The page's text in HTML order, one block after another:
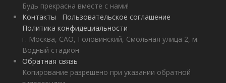
Будь прекрасна вместе с нами!
Контакты
Пользовательское соглашение
Политика конфидециальности
г. Москва, САО, Головинский, Смольная улица 2, м.
Водный стадион
Обратная связь
Копирование разрешено при указании обратной